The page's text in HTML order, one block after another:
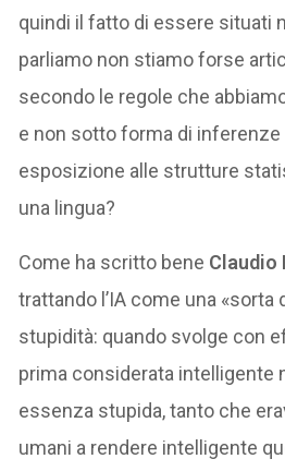
quindi il fatto di essere situati
parliamo non stiamo forse
secondo le regole che
e non sotto forma di inferenze
esposizione alle strutture
una lingua?
Come ha scritto bene Claudio
trattando l’IA come una «sorta
stupidità: quando svolge con
prima considerata intelligente
essenza stupida, tanto che
umani a rendere intelligente